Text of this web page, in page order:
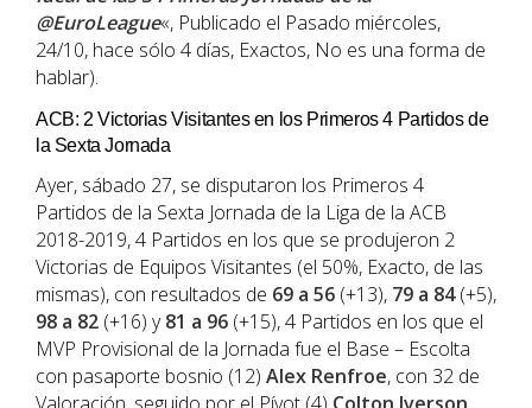
@EuroLeague«, Publicado el Pasado miércoles,
24/10, hace sólo 4 días, Exactos, No es una forma de
hablar).
ACB: 2 Victorias Visitantes en los Primeros 4 Partidos de
la Sexta Jornada
Ayer, sábado 27, se disputaron los Primeros 4
Partidos de la Sexta Jornada de la Liga de la ACB
2018-2019, 4 Partidos en los que se produjeron 2
Victorias de Equipos Visitantes (el 50%, Exacto, de las
mismas), con resultados de 69 a 56 (+13), 79 a 84(+5),
98 a 82 (+16) y81 a 96 (+15), 4 Partidos en los que el
MVP Provisional de la Jornada fue el Base – Escolta
con pasaporte bosnio (12) Alex Renfroe, con 32 de